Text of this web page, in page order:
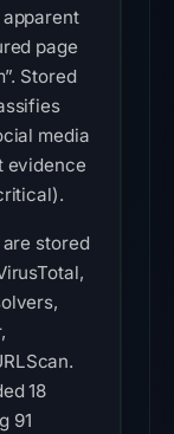
page
Stored
media
evidence
stored
18
91